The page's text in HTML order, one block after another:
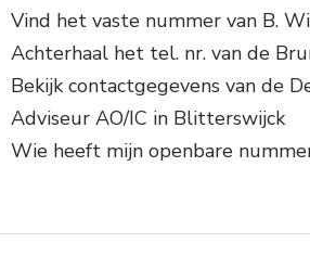
Vind het vaste nummer van B.
Achterhaal het tel. nr. van de
Bekijk contactgegevens van de
Adviseur AO/IC in Blitterswijck
Wie heeft mijn openbare